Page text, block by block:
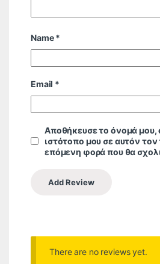
Name*
Email *
Αποθήκευσε το όνομά μου,
ιστότοπο μου σε αυτόν
επόμενη φορά που θα
There are no reviews yet.